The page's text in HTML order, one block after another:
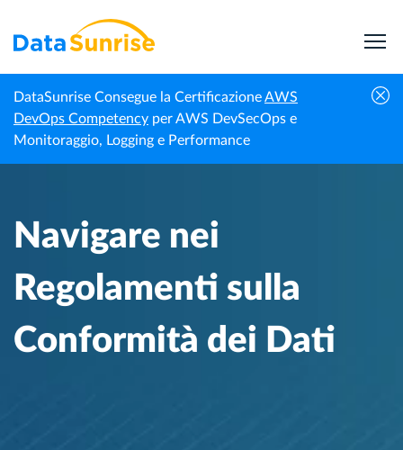
DataSunrise Consegue la CertificazioneAWS
DevOps Competency per AWS DevSecOps e
Monitoraggio, Logging e Performance
Homepage
Centro di
Conoscenza
Navigare nei Regolamenti sulla
Conformità dei Dati
Navigare nei
Regolamenti sulla
Conformità dei Dati